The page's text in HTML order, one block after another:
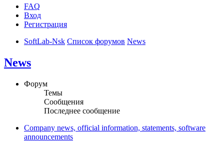
FAQ
Вход
Регистрация
SoftLab-Nsk Список форумов News
News
Форум
Темы
Сообщения
Последнее сообщение
Company news, official information, statements, software
announcements